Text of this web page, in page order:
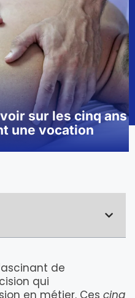
sur les cinq ans
une vocation
de
qui
en métier. Ces cinq